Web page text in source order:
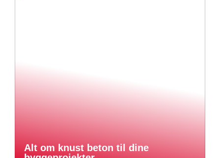
Alt om knust beton til dine